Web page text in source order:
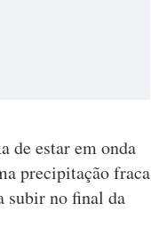
de estar em onda
precipitação fraca
subir no final da